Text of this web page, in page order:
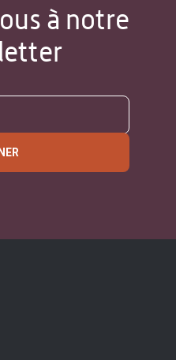
à notre